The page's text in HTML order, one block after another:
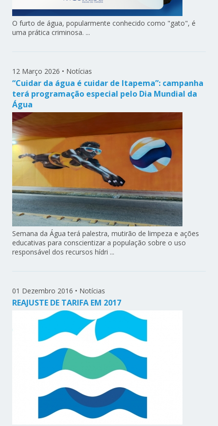
O furto de água, popularmente conhecido como "gato", é
uma prática criminosa. ...
12 Março 2026 • Notícias
“Cuidar da água é cuidar de Itapema”: campanha
terá programação especial pelo Dia Mundial da
Água
Semana da Água terá palestra, mutirão de limpeza e ações
educativas para conscientizar a população sobre o uso
responsável dos recursos hídri ...
01 Dezembro 2016 • Notícias
REAJUSTE DE TARIFA EM 2017